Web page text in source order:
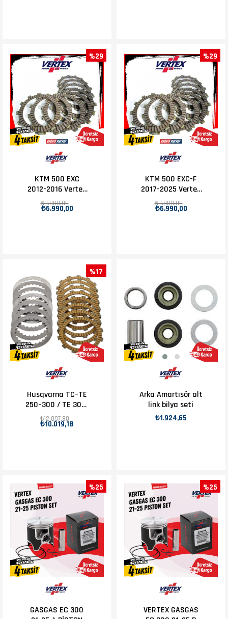
KTM 500 EXC
2012-2016 Vertex
Debriyaj Balatası
Set
₺6.990,00
₺9.800,00
%29
KTM 500 EXC-F
2017-2025 Vertex
Debriyaj Balatası
Set
₺6.990,00
₺9.800,00
%29
Husqvarna TC–TE
250–300 / TE 300i
/ FC–FE 250–350–
450–501 2014–
₺10.019,18
₺12.097,80
%17
Arka Amartısör alt
link bilya seti
₺1.924,65
GASGAS EC 300
%25
VERTEX GASGAS
%25